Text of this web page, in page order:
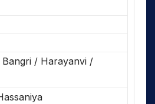
/ Harayanvi /